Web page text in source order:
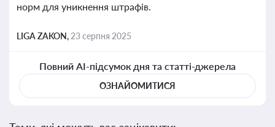
норм для уникнення штрафів.
LIGA ZAKON, 23 серпня 2025
Повний AI-підсумок дня та статті-джерела
ОЗНАЙОМИТИСЯ